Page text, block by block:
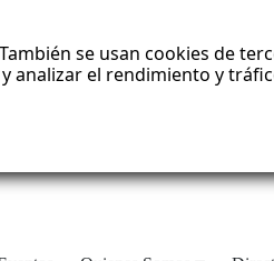
se usan cookies de
analizar el rendimiento y